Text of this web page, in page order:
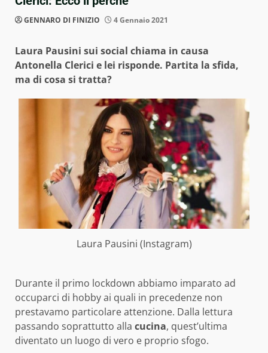
GENNARO DI FINIZIO 4 Gennaio 2021
Laura Pausini sui social chiama in causa
Antonella Clerici e lei risponde. Partita la sfida,
ma di cosa si tratta?
Laura Pausini (Instagram)
Durante il primo lockdown abbiamo imparato ad
occuparci di hobby ai quali in precedenze non
prestavamo particolare attenzione. Dalla lettura
passando soprattutto alla cucina, quest’ultima
diventato un luogo di vero e proprio sfogo.